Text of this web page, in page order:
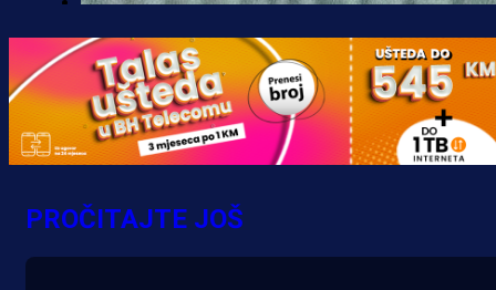
Kakva partija Omerovića:
dva gola za samo tri minute!
1 h 1 min
PROČITAJTE JOŠ